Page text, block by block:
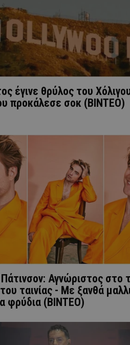
έγινε θρύλος του
προκάλεσε σοκ (BINTEO)
Αγνώριστος στο
ταινίας - Με ξανθά
φρύδια (ΒΙΝΤΕΟ)